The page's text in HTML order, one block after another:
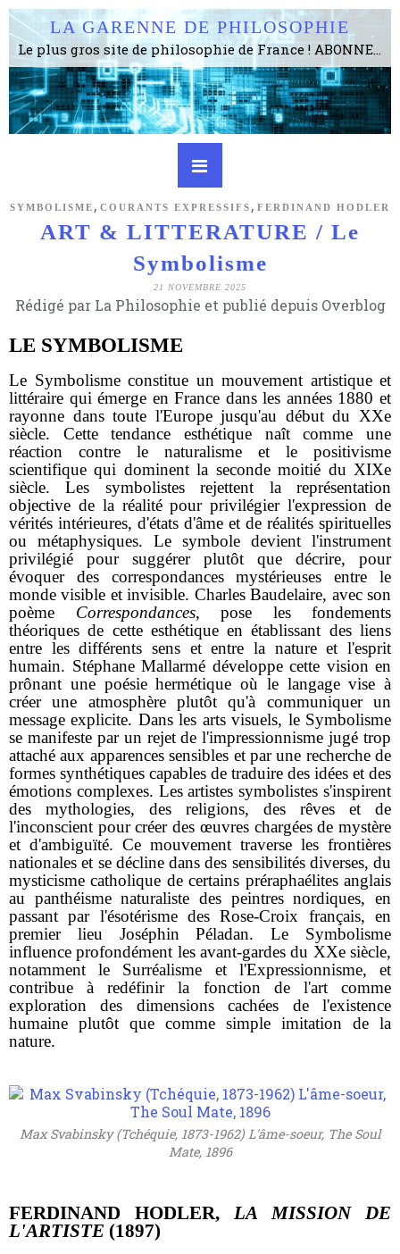
LA GARENNE DE PHILOSOPHIE
Le plus gros site de philosophie de France ! ABONNEZ-VOUS ! 4115 Articles, 1634 abonné·e·s, depuis 2006 . . . . . . . . 2 852 214 pages vues jusqu'à présent. Prestance et être apte à un plus grand nombre de choses.
SYMBOLISME , COURANTS EXPRESSIFS , FERDINAND HODLER
ART & LITTERATURE / Le
Symbolisme
21 NOVEMBRE 2025
Rédigé par La Philosophie et publié depuis Overblog
LE SYMBOLISME
Le Symbolisme constitue un mouvement artistique et
littéraire qui émerge en France dans les années 1880 et
rayonne dans toute l'Europe jusqu'au début du XXe
siècle. Cette tendance esthétique naît comme une
réaction contre le naturalisme et le positivisme
scientifique qui dominent la seconde moitié du XIXe
siècle. Les symbolistes rejettent la représentation
objective de la réalité pour privilégier l'expression de
vérités intérieures, d'états d'âme et de réalités spirituelles
ou métaphysiques. Le symbole devient l'instrument
privilégié pour suggérer plutôt que décrire, pour
évoquer des correspondances mystérieuses entre le
monde visible et invisible. Charles Baudelaire, avec son
poème Correspondances, pose les fondements
théoriques de cette esthétique en établissant des liens
entre les différents sens et entre la nature et l'esprit
humain. Stéphane Mallarmé développe cette vision en
prônant une poésie hermétique où le langage vise à
créer une atmosphère plutôt qu'à communiquer un
message explicite. Dans les arts visuels, le Symbolisme
se manifeste par un rejet de l'impressionnisme jugé trop
attaché aux apparences sensibles et par une recherche de
formes synthétiques capables de traduire des idées et des
émotions complexes. Les artistes symbolistes s'inspirent
des mythologies, des religions, des rêves et de
l'inconscient pour créer des œuvres chargées de mystère
et d'ambiguïté. Ce mouvement traverse les frontières
nationales et se décline dans des sensibilités diverses, du
mysticisme catholique de certains préraphaélites anglais
au panthéisme naturaliste des peintres nordiques, en
passant par l'ésotérisme des Rose-Croix français, en
premier lieu Joséphin Péladan. Le Symbolisme
influence profondément les avant-gardes du XXe siècle,
notamment le Surréalisme et l'Expressionnisme, et
contribue à redéfinir la fonction de l'art comme
exploration des dimensions cachées de l'existence
humaine plutôt que comme simple imitation de la
nature.
Max Svabinsky (Tchéquie, 1873-1962) L'âme-soeur, The Soul
Mate, 1896
FERDINAND HODLER, LA MISSION DE
L'ARTISTE (1897)